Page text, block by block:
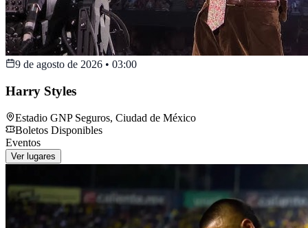
9 de agosto de 2026 • 03:00
Harry Styles
Estadio GNP Seguros, Ciudad de México
Boletos Disponibles
Eventos
Ver lugares